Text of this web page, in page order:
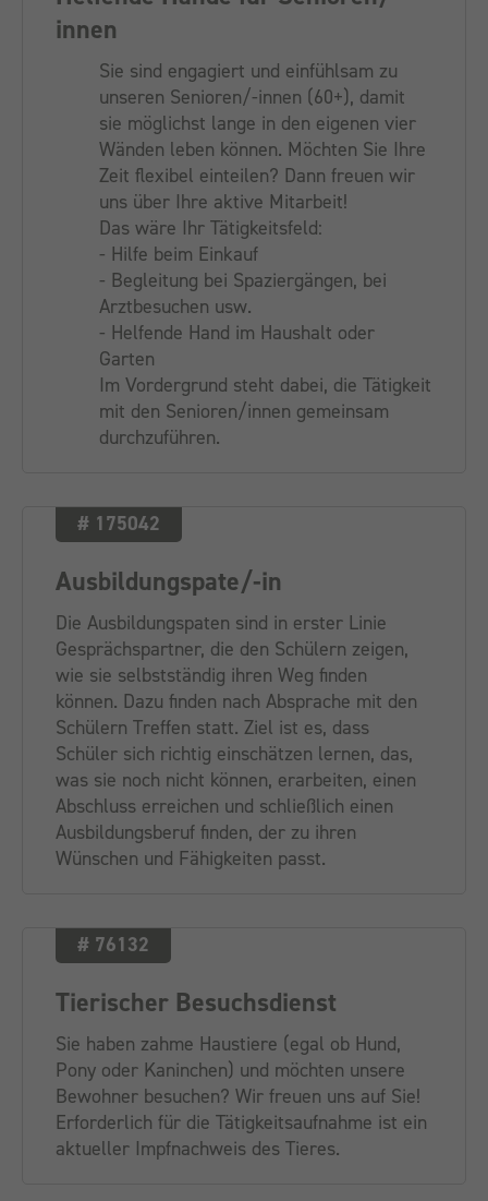
innen
Sie sind engagiert und einfühlsam zu
unseren Senioren/-innen (60+), damit
sie möglichst lange in den eigenen vier
Wänden leben können. Möchten Sie Ihre
Zeit flexibel einteilen? Dann freuen wir
uns über Ihre aktive Mitarbeit!
Das wäre Ihr Tätigkeitsfeld:
- Hilfe beim Einkauf
- Begleitung bei Spaziergängen, bei
Arztbesuchen usw.
- Helfende Hand im Haushalt oder
Garten
Im Vordergrund steht dabei, die Tätigkeit
mit den Senioren/innen gemeinsam
durchzuführen.
# 175042
Ausbildungspate/-in
Die Ausbildungspaten sind in erster Linie
Gesprächspartner, die den Schülern zeigen,
wie sie selbstständig ihren Weg finden
können. Dazu finden nach Absprache mit den
Schülern Treffen statt. Ziel ist es, dass
Schüler sich richtig einschätzen lernen, das,
was sie noch nicht können, erarbeiten, einen
Abschluss erreichen und schließlich einen
Ausbildungsberuf finden, der zu ihren
Wünschen und Fähigkeiten passt.
# 76132
Tierischer Besuchsdienst
Sie haben zahme Haustiere (egal ob Hund,
Pony oder Kaninchen) und möchten unsere
Bewohner besuchen? Wir freuen uns auf Sie!
Erforderlich für die Tätigkeitsaufnahme ist ein
aktueller Impfnachweis des Tieres.